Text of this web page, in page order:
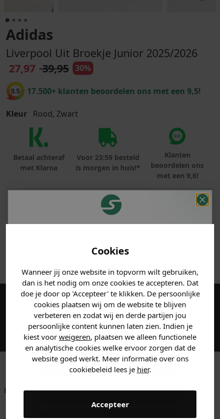
Cookies
Wanneer jij onze website in topvorm wilt gebruiken,
dan is het nodig om onze cookies te accepteren. Dat
doe je door op 'Accepteer' te klikken. De persoonlijke
cookies plaatsen wij om de website te blijven
verbeteren en zodat wij en derde partijen jou
persoonlijke content kunnen laten zien. Indien je
kiest voor weigeren, plaatsen we alleen functionele
en analytische cookies welke ervoor zorgen dat de
website goed werkt. Meer informatie over ons
cookiebeleid lees je hier.
Accepteer
Adidas
Liverpool Uit Broekje Junior 2025/2026
27,97 39,95 30%
9.5 17.500+ klanten beoordelen ons met een 9,5!
Kleur Rood, Zwart
Betaal achteraf
met Klarna
Voor 23:59 besteld
is morgen in huis!*
Klanten
beoordelen ons
met een 9,6!
PRODUCTINFORMATIE
MATERIAAL & WASVOORSCHRIFT
ANDERE BESTELDEN OOK
Maak een account aan en ontvang 5%
korting op je eerste bestelling!
Betaal achteraf met
Voor 23:59 besteld
is morgen in huis!*
Klanten beoordelen
korting ontvangen!
Vertel ons waar je naar op
zoek bent en claim direct
jouwkorting.
Heren kleding
Dames kleding
Kids kleding